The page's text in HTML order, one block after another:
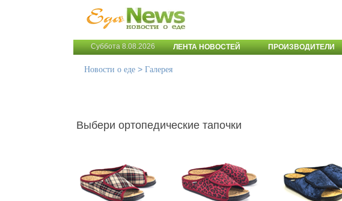
Суббота 8.08.2026 ЛЕНТА НОВОСТЕЙ ПРОИЗВОДИТЕЛИ
Новости о еде > Галерея
Выбери ортопедические тапочки